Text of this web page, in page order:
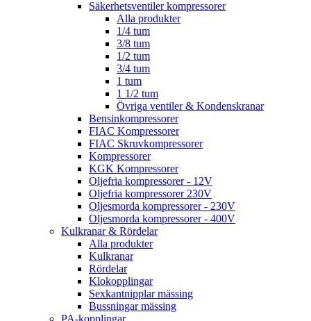
Säkerhetsventiler kompressorer
Alla produkter
1/4 tum
3/8 tum
1/2 tum
3/4 tum
1 tum
1 1/2 tum
Övriga ventiler & Kondenskranar
Bensinkompressorer
FIAC Kompressorer
FIAC Skruvkompressorer
Kompressorer
KGK Kompressorer
Oljefria kompressorer - 12V
Oljefria kompressorer 230V
Oljesmorda kompressorer - 230V
Oljesmorda kompressorer - 400V
Kulkranar & Rördelar
Alla produkter
Kulkranar
Rördelar
Klokopplingar
Sexkantnipplar mässing
Bussningar mässing
PA-kopplingar